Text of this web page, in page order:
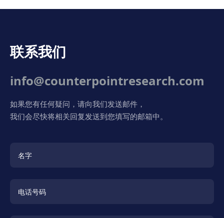
联系我们
info@counterpointresearch.com
如果您有任何疑问，请向我们发送邮件，
我们会尽快将相关回复发送到您填写的邮箱中。